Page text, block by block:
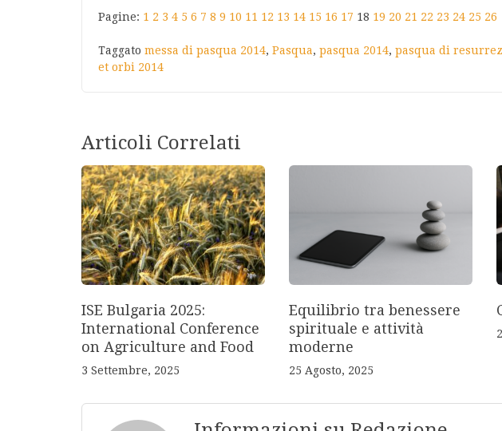
Pagine: 1 2 3 4 5 6 7 8 9 10 11 12 13 14 15 16 17 18 19 20 21 22 23 24 25 26
Taggato messa di pasqua 2014, Pasqua, pasqua 2014, pasqua di
et orbi 2014
Articoli Correlati
ISE Bulgaria 2025:
International Conference
on Agriculture and Food
3 Settembre, 2025
Equilibrio tra benessere
spirituale e attività
moderne
25 Agosto, 2025